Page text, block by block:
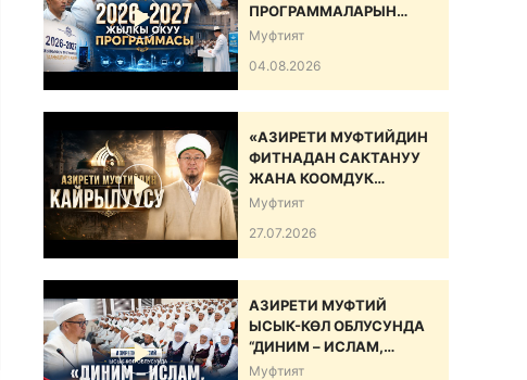
ПРОГРАММАЛАРЫН
САНАРИПТИК БИЛИМ
ДОЛБООРДУ ИШКЕ
КИРГИЗДИ
Муфтият
04.08.2026
«АЗИРЕТИ МУФТИЙДИН
ФИТНАДАН САКТАНУУ
ЖАНА КООМДУК
ЫНТЫМАКТЫ БЕКЕМДӨӨ
Муфтият
27.07.2026
АЗИРЕТИ МУФТИЙ
ЫСЫК-КӨЛ ОБЛУСУНДА
“ДИНИМ – ИСЛАМ,
ӨЛКӨМ – КЫРГЫЗСТАН”
Муфтият